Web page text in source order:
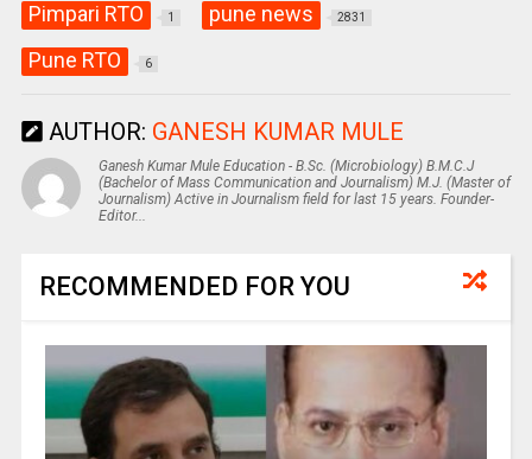
Pimpari RTO 1 pune news 2831
Pune RTO 6
AUTHOR: GANESH KUMAR MULE
Ganesh Kumar Mule Education - B.Sc. (Microbiology) B.M.C.J
(Bachelor of Mass Communication and Journalism) M.J. (Master of
Journalism) Active in Journalism field for last 15 years. Founder-
Editor...
RECOMMENDED FOR YOU